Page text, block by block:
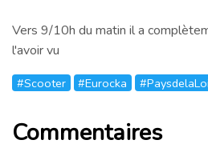
Vers 9/10h du matin il a
l'avoir vu
#Scooter #Eurocka
Commentaires